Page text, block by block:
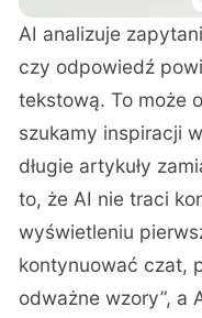
AI analizuje
czy odpowiedź
tekstową. To może
szukamy inspiracji
długie artykuły
to, że AI nie traci
wyświetleniu
kontynuować czat,
odważne wzory”, a